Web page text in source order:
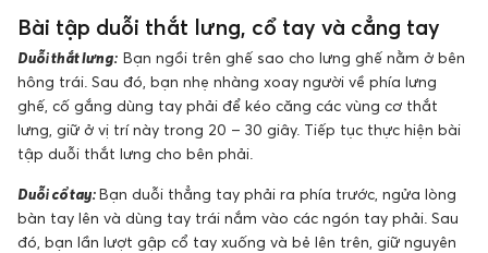
Bài tập duỗi thắt lưng, cổ tay và cẳng tay
Duỗi thắt lưng: Bạn ngồi trên ghế sao cho lưng ghế nằm ở bên
hông trái. Sau đó, bạn nhẹ nhàng xoay người về phía lưng
ghế, cố gắng dùng tay phải để kéo căng các vùng cơ thắt
lưng, giữ ở vị trí này trong 20 – 30 giây. Tiếp tục thực hiện bài
tập duỗi thắt lưng cho bên phải.
Duỗi cổ tay:Bạn duỗi thẳng tay phải ra phía trước, ngửa lòng
bàn tay lên và dùng tay trái nắm vào các ngón tay phải. Sau
đó, bạn lần lượt gập cổ tay xuống và bẻ lên trên, giữ nguyên